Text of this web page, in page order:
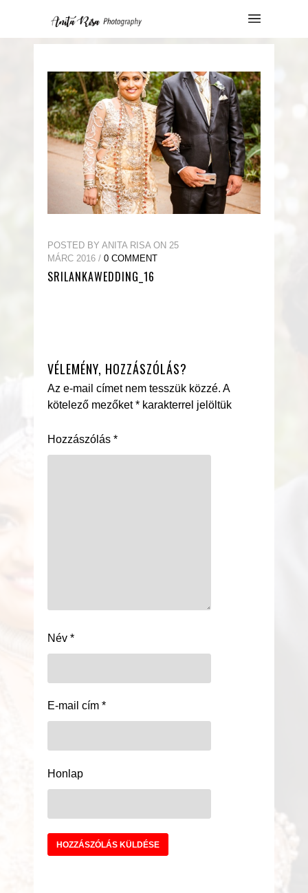
POSTED BY ANITA RISA ON 25
MÁRC 2016 / 0 COMMENT
SRILANKAWEDDING_16
VÉLEMÉNY, HOZZÁSZÓLÁS?
Az e-mail címet nem tesszük közzé. A
kötelező mezőket* karakterrel jelöltük
Hozzászólás *
Név *
E-mail cím *
Honlap